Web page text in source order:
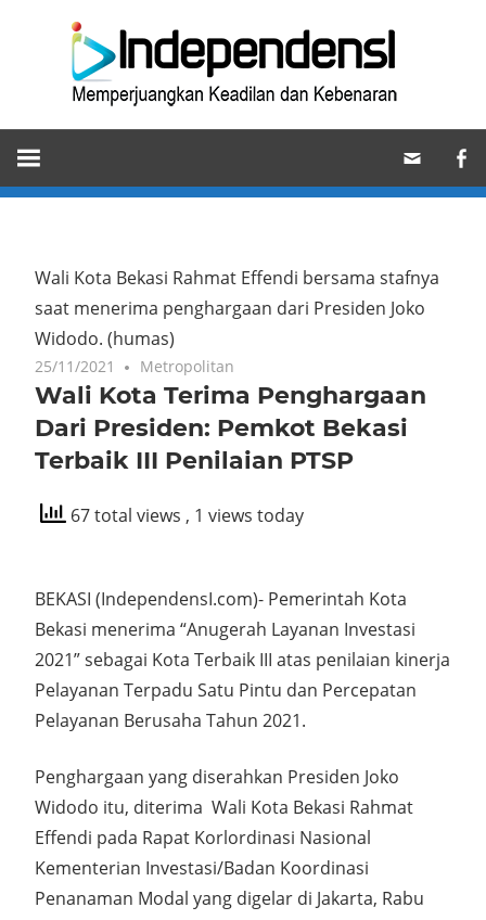
Memperjuangkan
Keadilan
dan
Wali Kota Bekasi Rahmat Effendi bersama stafnya
saat menerima penghargaan dari Presiden Joko
Widodo. (humas)
25/11/2021 Metropolitan
Wali Kota Terima Penghargaan
Dari Presiden: Pemkot Bekasi
Terbaik III Penilaian PTSP
67 total views , 1 views today
BEKASI (IndependensI.com)- Pemerintah Kota
Bekasi menerima “Anugerah Layanan Investasi
2021” sebagai Kota Terbaik III atas penilaian kinerja
Pelayanan Terpadu Satu Pintu dan Percepatan
Pelayanan Berusaha Tahun 2021.
Penghargaan yang diserahkan Presiden Joko
Widodo itu, diterima Wali Kota Bekasi Rahmat
Effendi pada Rapat Korlordinasi Nasional
Kementerian Investasi/Badan Koordinasi
Penanaman Modal yang digelar di Jakarta, Rabu